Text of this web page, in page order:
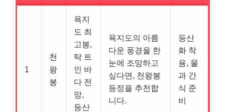
1
천
왕
봉
욕지
도 최
고봉,
탁 트
인 바
다 전
망,
등산
욕지도의 아름
다운 풍경을 한
눈에 조망하고
싶다면, 천왕봉
등정을 추천합
니다.
등산
화 착
용, 물
과 간
식 준
비